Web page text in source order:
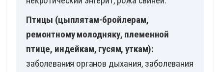
Птицы (цыплятам-бройлерам,
ремонтному молодняку, племенной
птице, индейкам, гусям, уткам):
заболевания органов дыхания, заболевания